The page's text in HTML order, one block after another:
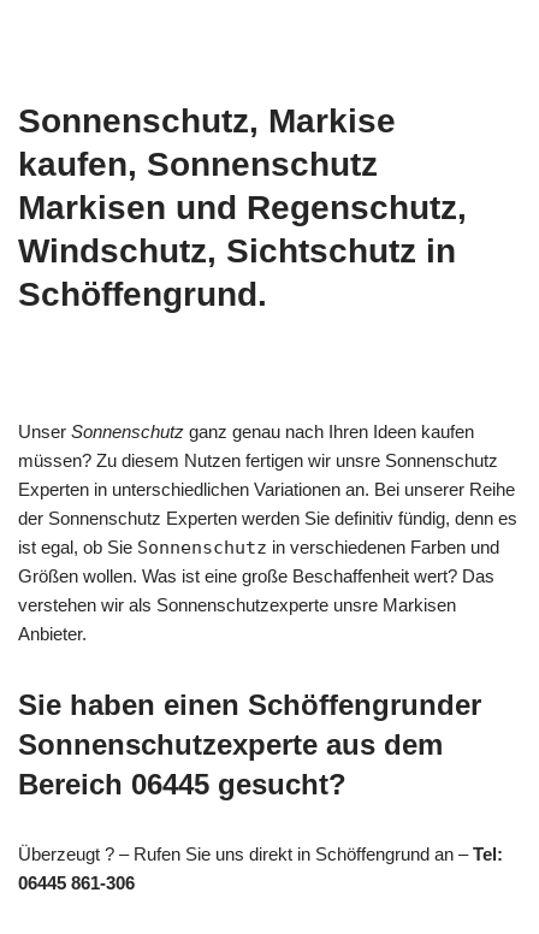
Sonnenschutz, Markise
kaufen, Sonnenschutz
Markisen und Regenschutz,
Windschutz, Sichtschutz in
Schöffengrund.
Unser Sonnenschutz ganz genau nach Ihren Ideen kaufen
müssen? Zu diesem Nutzen fertigen wir unsre Sonnenschutz
Experten in unterschiedlichen Variationen an. Bei unserer Reihe
der Sonnenschutz Experten werden Sie definitiv fündig, denn es
ist egal, ob Sie Sonnenschutz in verschiedenen Farben und
Größen wollen. Was ist eine große Beschaffenheit wert? Das
verstehen wir als Sonnenschutzexperte unsre Markisen
Anbieter.
Sie haben einen Schöffengrunder
Sonnenschutzexperte aus dem
Bereich 06445 gesucht?
Überzeugt ? – Rufen Sie uns direkt in Schöffengrund an –Tel:
06445 861-306